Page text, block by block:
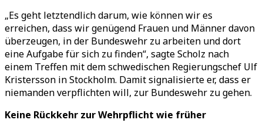
„Es geht letztendlich darum, wie können wir es
erreichen, dass wir genügend Frauen und Männer davon
überzeugen, in der Bundeswehr zu arbeiten und dort
eine Aufgabe für sich zu finden“, sagte Scholz nach
einem Treffen mit dem schwedischen Regierungschef Ulf
Kristersson in Stockholm. Damit signalisierte er, dass er
niemanden verpflichten will, zur Bundeswehr zu gehen.
Keine Rückkehr zur Wehrpflicht wie früher